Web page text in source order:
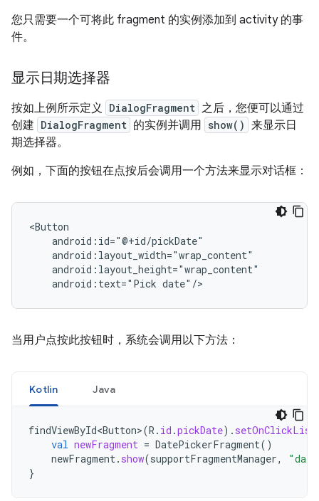
您只需要一个可将此 fragment 的实例添加到 activity 的事
件。
显示日期选择器
按如上例所示定义 DialogFragment 之后，您便可以通过
创建 DialogFragment 的实例并调用 show() 来显示日
期选择器。
例如，下面的按钮在点按后会调用一个方法来显示对话框：
android:text="Pick date"/>
当用户点按此按钮时，系统会调用以下方法：
Kotlin Java
findViewById<Button>(R . id .pickDate).
val newFragment = DatePickerFragment()
newFragment. show(supportFragmentManager,
}